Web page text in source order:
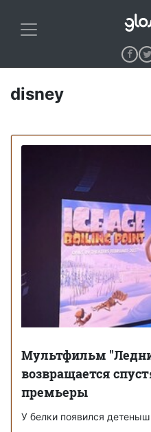
disney
Мультфильм
возвращается
премьеры
У белки появился детеныш